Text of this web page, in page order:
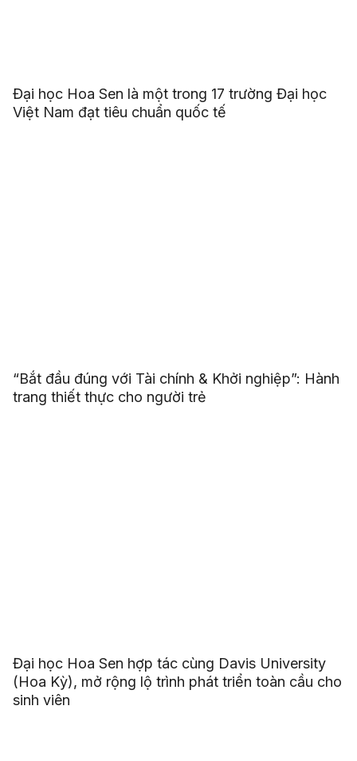
Đại học Hoa Sen là một trong 17 trường Đại học
Việt Nam đạt tiêu chuẩn quốc tế
“Bắt đầu đúng với Tài chính & Khởi nghiệp”: Hành
trang thiết thực cho người trẻ
Đại học Hoa Sen hợp tác cùng Davis University
(Hoa Kỳ), mở rộng lộ trình phát triển toàn cầu cho
sinh viên